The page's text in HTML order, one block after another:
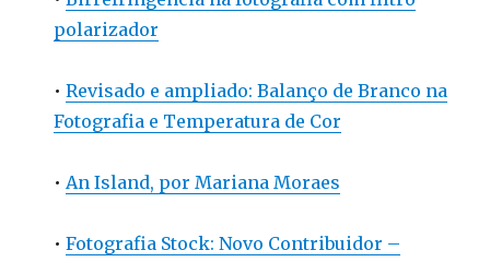
polarizador
•Revisado e ampliado: Balanço de Branco na
Fotografia e Temperatura de Cor
•An Island, por Mariana Moraes
•Fotografia Stock: Novo Contribuidor –